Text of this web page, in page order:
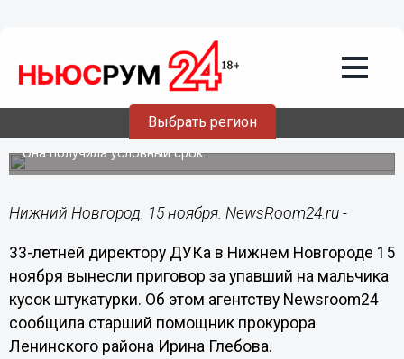
Выбрать регион
Директора ДУКа в Нижнем Новгороде
осудили за упавший на мальчика кусок
Она получила условный срок.
Нижний Новгород. 15 ноября. NewsRoom24.ru -
33-летней директору ДУКа в Нижнем Новгороде 15
ноября вынесли приговор за упавший на мальчика
кусок штукатурки. Об этом агентству Newsroom24
сообщила старший помощник прокурора
Ленинского района Ирина Глебова.